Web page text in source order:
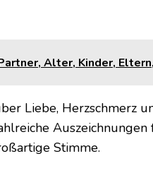
Alter, Kinder,
Liebe, Herzschmerz
Stimme.